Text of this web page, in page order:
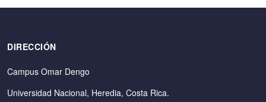
DIRECCIÓN
Campus Omar Dengo
Universidad Nacional, Heredia, Costa Rica.